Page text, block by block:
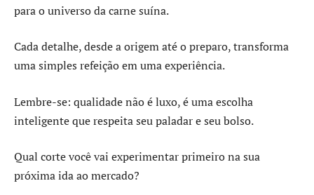
para o universo da carne suína.
Cada detalhe, desde a origem até o preparo, transforma
uma simples refeição em uma experiência.
Lembre-se: qualidade não é luxo, é uma escolha
inteligente que respeita seu paladar e seu bolso.
Qual corte você vai experimentar primeiro na sua
próxima ida ao mercado?